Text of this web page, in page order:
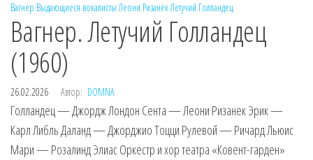
Вагнер Выдающиеся вокалисты Леони РизанекЛетучий Голландец
Вагнер. Летучий Голландец
(1960)
26.02.2026 Автор: DOMNA
Голландец — Джордж Лондон Сента — Леони Ризанек Эрик —
Карл Либль Даланд — Джорджио Тоцци Рулевой — Ричард Льюис
Мари — Розалинд Элиас Оркестр и хор театра «Ковент-гарден»